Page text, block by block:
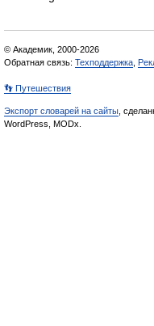
© Академик, 2000-2026
Обратная связь: Техподдержка
👣 Путешествия
Экспорт словарей на сайты ,
WordPress, MODx.